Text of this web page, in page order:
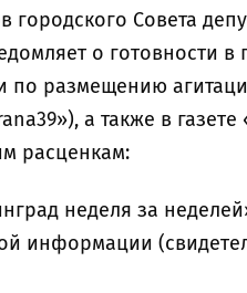
городского Совета
о готовности
по размещению
а также в
расценкам:
неделя за
информации